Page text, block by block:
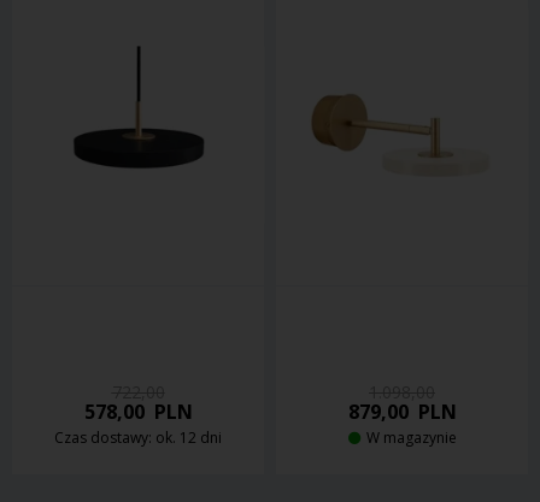
578,00PLN
Czas dostawy: ok. 12 dni
879,00PLN
W magazynie